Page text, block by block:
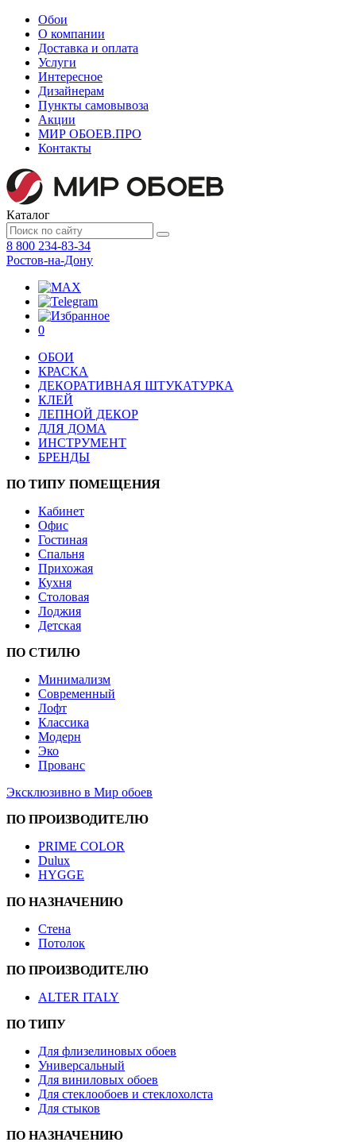
Обои
О компании
Доставка и оплата
Услуги
Интересное
Дизайнерам
Пункты самовывоза
Акции
МИР ОБОЕВ.ПРО
Контакты
Каталог
8 800 234-83-34
Ростов-на-Дону
0
ОБОИ
КРАСКА
ДЕКОРАТИВНАЯ ШТУКАТУРКА
КЛЕЙ
ЛЕПНОЙ ДЕКОР
ДЛЯ ДОМА
ИНСТРУМЕНТ
БРЕНДЫ
ПО ТИПУ ПОМЕЩЕНИЯ
Кабинет
Офис
Гостиная
Спальня
Прихожая
Кухня
Столовая
Лоджия
Детская
ПО СТИЛЮ
Минимализм
Современный
Лофт
Классика
Модерн
Эко
Прованс
Эксклюзивно в Мир обоев
ПО ПРОИЗВОДИТЕЛЮ
PRIME COLOR
Dulux
HYGGE
ПО НАЗНАЧЕНИЮ
Стена
Потолок
ПО ПРОИЗВОДИТЕЛЮ
ALTER ITALY
ПО ТИПУ
Для флизелиновых обоев
Универсальный
Для виниловых обоев
Для стеклообоев и стеклохолста
Для стыков
ПО НАЗНАЧЕНИЮ